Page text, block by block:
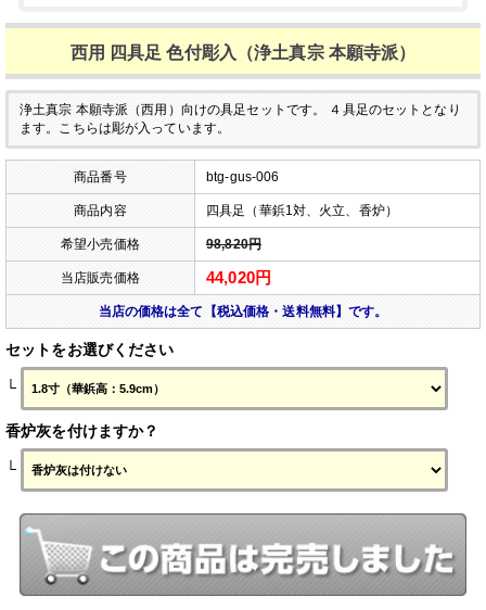
西用 四具足 色付彫入（浄土真宗 本願寺派）
浄土真宗 本願寺派（西用）向けの具足セットです。
４具足のセットとなり
ます。こちらは彫が入っています。
商品番号 btg-gus-006
商品内容 四具足（華鋲1対、火立、香炉）
希望小売価格 98,820円
当店販売価格 44,020円
当店の価格は全て【税込価格・送料無料】です。
セットをお選びください
└
香炉灰を付けますか？
└